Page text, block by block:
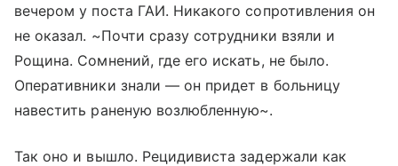
вечером у поста ГАИ. Никакого сопротивления он
не оказал. ~Почти сразу сотрудники взяли и
Рощина. Сомнений, где его искать, не было.
Оперативники знали — он придет в больницу
навестить раненую возлюбленную~.
Так оно и вышло. Рецидивиста задержали как